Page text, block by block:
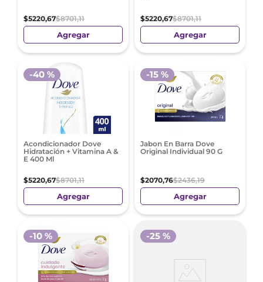
$5220,67$8701,11
Agregar
$5220,67$8701,11
Agregar
Acondicionador Dove
Hidratación + Vitamina A &
E 400 Ml
$5220,67$8701,11
-40 %
Agregar
Jabon En Barra Dove
Original Individual 90 G
$2070,76$2436,19
-15 %
Agregar
-10 % -25 %